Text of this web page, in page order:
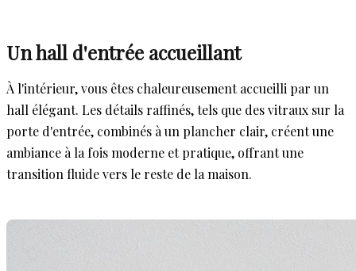
Un hall d'entrée accueillant
À l'intérieur, vous êtes chaleureusement accueilli par un
hall élégant. Les détails raffinés, tels que des vitraux sur la
porte d'entrée, combinés à un plancher clair, créent une
ambiance à la fois moderne et pratique, offrant une
transition fluide vers le reste de la maison.